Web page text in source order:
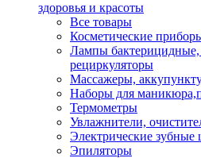
здоровья и красоты
Все товары
Косметические
Лампы бактерицидные,
рециркуляторы
Массажеры,
Наборы для
Термометры
Увлажнители,
Электрические
Эпиляторы